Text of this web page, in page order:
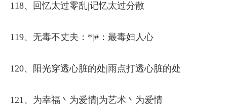
118、回忆太过零乱|记忆太过分散
119、无毒不丈夫：*|#：最毒妇人心
120、阳光穿透心脏的处|雨点打透心脏的处
121、为幸福丶为爱情|为艺术丶为爱情